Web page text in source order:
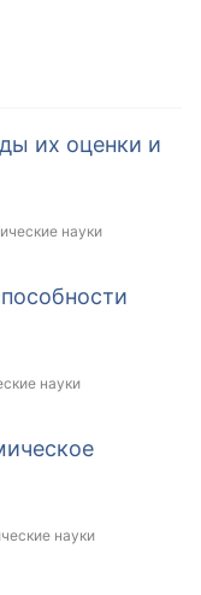
их оценки и
науки
науки
науки